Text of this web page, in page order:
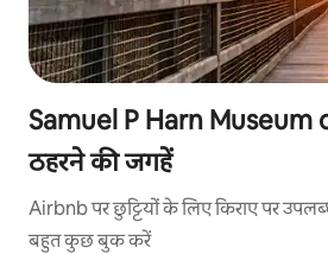
Samuel P Harn Museum
ठहरने की जगहें
Airbnb पर छुट्टियों के लिए किराए पर
बहुत कुछ बुक करें